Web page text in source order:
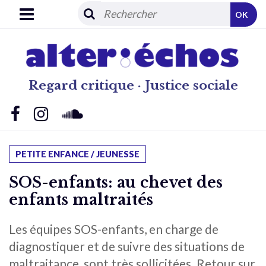
Regard critique · Justice sociale
OK
PETITE ENFANCE / JEUNESSE
SOS-enfants: au chevet des
enfants maltraités
Les équipes SOS-enfants, en charge de
diagnostiquer et de suivre des situations de